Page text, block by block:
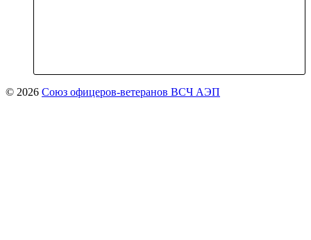
© 2026 Союз офицеров-ветеранов ВСЧ АЭП